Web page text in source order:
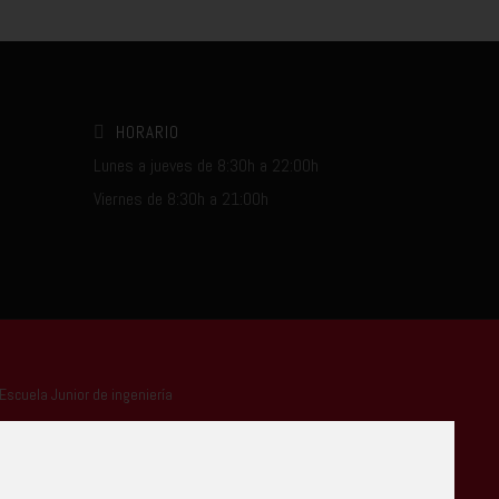
HORARIO
Lunes a jueves de 8:30h a 22:00h
Viernes de 8:30h a 21:00h